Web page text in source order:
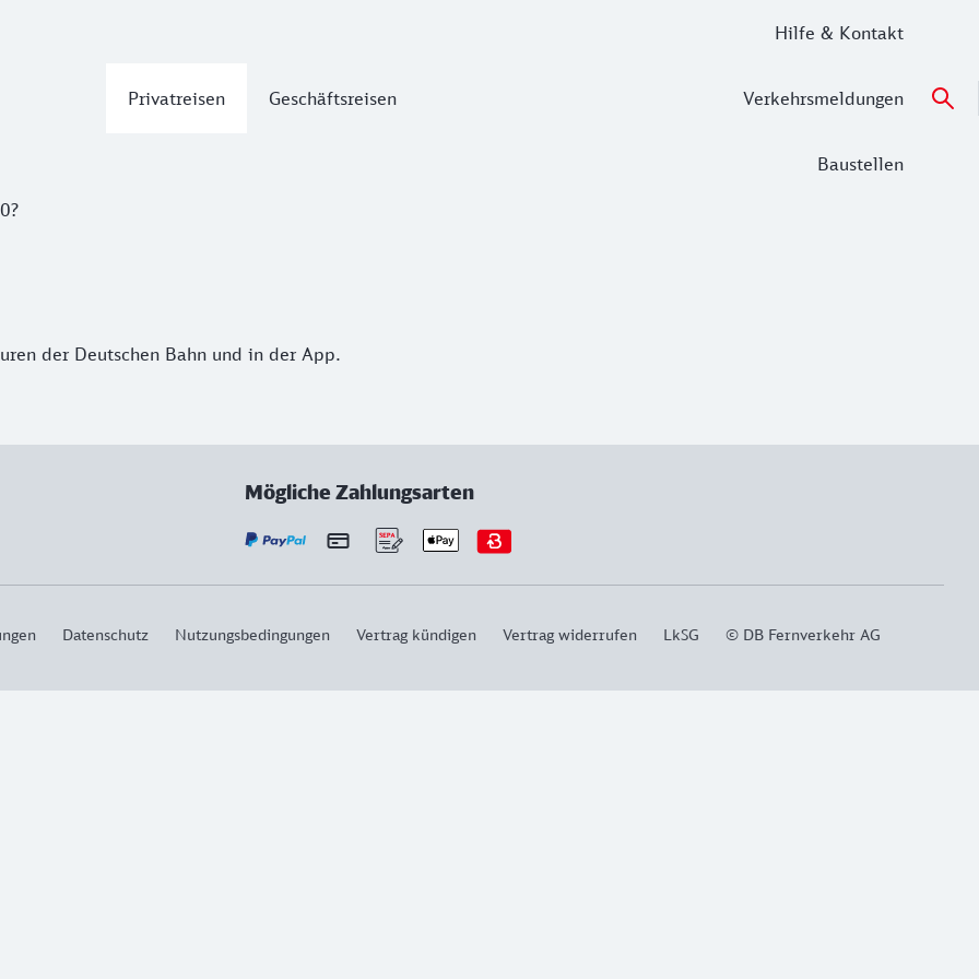
Privatreisen Geschäftsreisen
Hilfe & Kontakt
Verkehrsmeldungen
Baustellen
der Deutschen Bahn und in der App.
Mögliche Zahlungsarten
Datenschutz Nutzungsbedingungen Vertrag kündigen Vertrag widerrufen LkSG © DB Fernverkehr AG